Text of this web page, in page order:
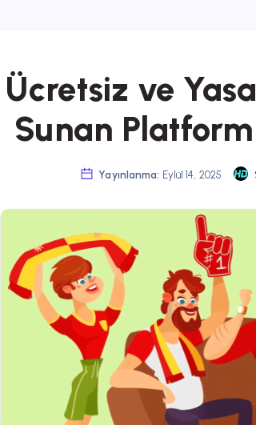
Ücretsiz ve
Sunan
Yayınlanma: Eylül 14, 2025